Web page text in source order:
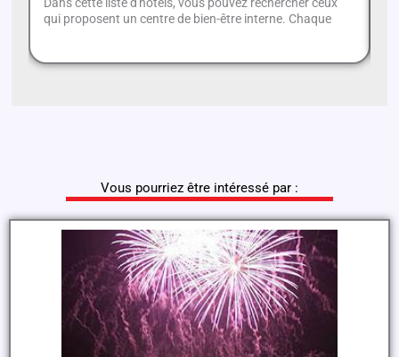
qui proposent un centre de bien-être interne. Chaque
Vous pourriez être intéressé par :